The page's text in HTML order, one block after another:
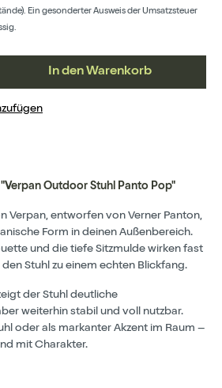
Ein gesonderter Ausweis der Umsatzsteuer
In den Warenkorb
Outdoor Stuhl Panto Pop"
Verpan, entworfen von Verner Panton,
Form in deinen Außenbereich.
und die tiefe Sitzmulde wirken fast
Stuhl zu einem echten Blickfang.
der Stuhl deutliche
weiterhin stabil und voll nutzbar.
oder als markanter Akzent im Raum –
mit Charakter.